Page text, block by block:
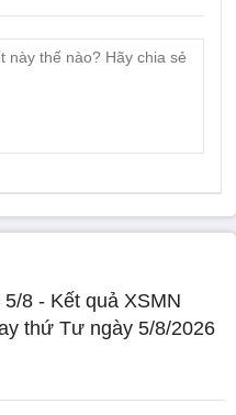
5/8 - Kết quả XSMN
thứ Tư ngày 5/8/2026